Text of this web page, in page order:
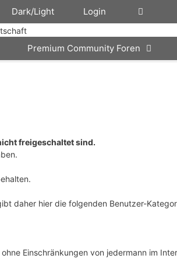
Dark/Light Login
Premium Community Foren
freigeschaltet sind.
daher hier die folgenden Benutzer-
Einschränkungen von jedermann im